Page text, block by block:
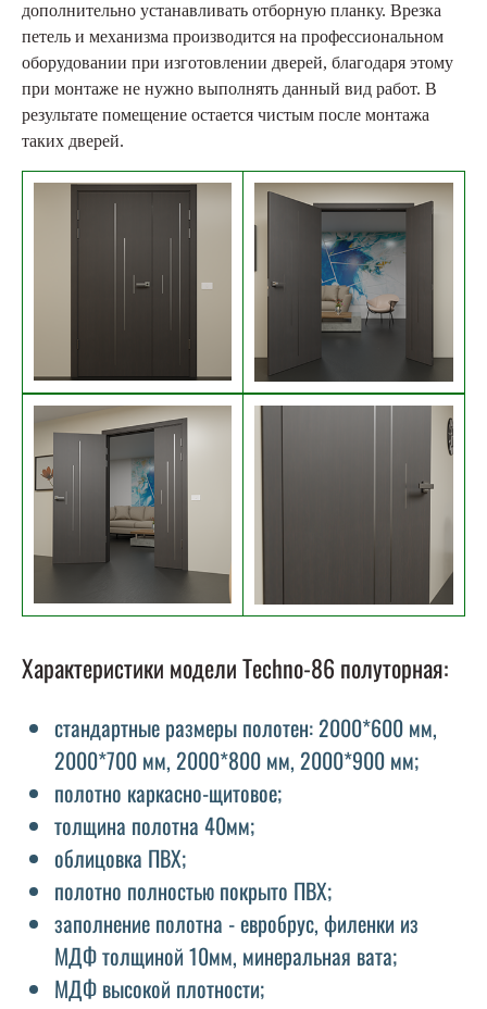
дополнительно устанавливать отборную планку. Врезка
петель и механизма производится на профессиональном
оборудовании при изготовлении дверей, благодаря этому
при монтаже не нужно выполнять данный вид работ. В
результате помещение остается чистым после монтажа
таких дверей.
Характеристики модели Techno-86 полуторная:
стандартные размеры полотен: 2000*600 мм,
2000*700 мм, 2000*800 мм, 2000*900 мм;
полотно каркасно-щитовое;
толщина полотна 40мм;
облицовка ПВХ;
полотно полностью покрыто ПВХ;
заполнение полотна - евробрус, филенки из
МДФ толщиной 10мм, минеральная вата;
МДФ высокой плотности;